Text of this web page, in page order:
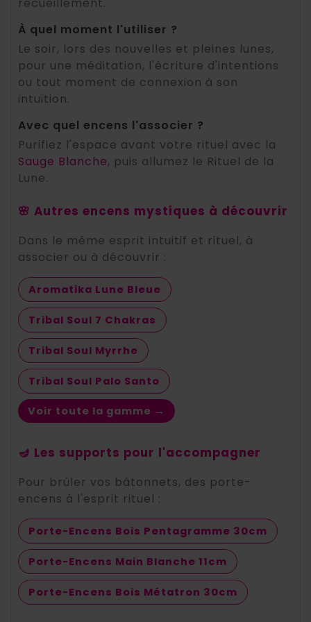
recueillement.
À quel moment l'utiliser ?
Le soir, lors des nouvelles et pleines lunes,
pour une méditation, l'écriture d'intentions
ou tout moment de connexion à son
intuition.
Avec quel encens l'associer ?
Purifiez l'espace avant votre rituel avec la
Sauge Blanche, puis allumez le Rituel de la
Lune.
🌸 Autres encens mystiques à découvrir
Dans le même esprit intuitif et rituel, à
associer ou à découvrir :
Aromatika Lune Bleue
Tribal Soul 7 Chakras
Tribal Soul Myrrhe
Tribal Soul Palo Santo
Voir toute la gamme →
🪔 Les supports pour l'accompagner
Pour brûler vos bâtonnets, des porte-
encens à l'esprit rituel :
Porte-Encens Bois Pentagramme 30cm
Porte-Encens Main Blanche 11cm
Porte-Encens Bois Métatron 30cm